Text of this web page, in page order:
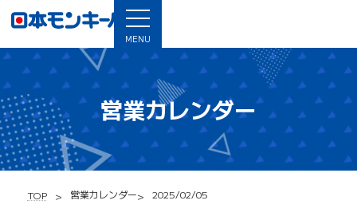
MENU
営業カレンダー
TOP 営業カレンダー 2025/02/05